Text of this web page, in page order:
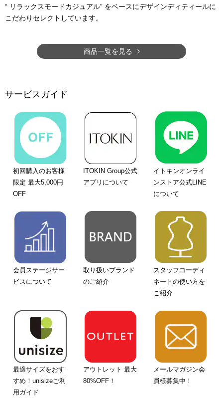
“ リラックスモードカジュアル” をベースにデザインディティールに
こだわりセレクトしています。
商品一覧を見る
サービスガイド
初回購入のお客様
限定 最大5,000円
OFF
ITOKIN Group公式
アプリについて
イトキンオンライ
ンストア公式LINE
について
会員ステージサー
ビスについて
取り扱いブランド
のご紹介
スタッフコーディ
ネートの使い方を
ご紹介
最適サイズをおす
すめ！unisizeご利
用ガイド
アウトレット 最大
80%OFF！
メールマガジン会
員様募集中！